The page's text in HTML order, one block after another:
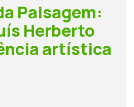
Paisagem:
Herberto
artística